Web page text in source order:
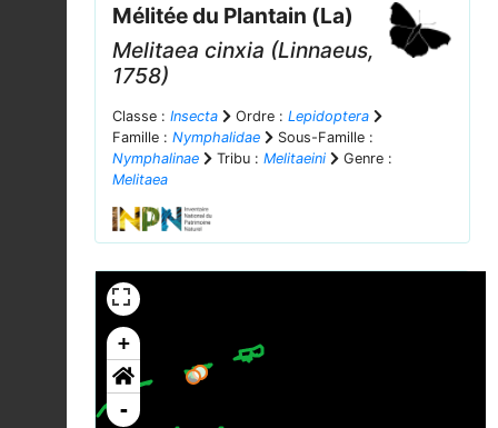
Mélitée du Plantain (La)
Melitaea cinxia (Linnaeus,
1758)
Classe : Insecta Ordre : Lepidoptera
Famille : Nymphalidae
Sous-Famille :
Nymphalinae
Tribu : Melitaeini
Genre :
Melitaea
+
-